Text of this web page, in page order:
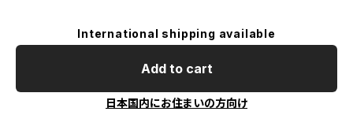
International shipping available
Add to cart
日本国内にお住まいの方向け